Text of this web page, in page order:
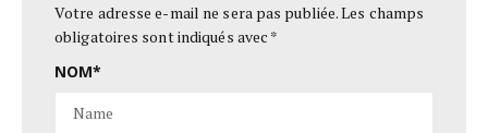
Votre adresse e-mail ne sera pas publiée.Les champs
obligatoires sont indiqués avec *
NOM*